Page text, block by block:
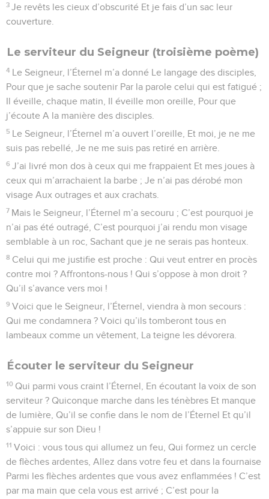
3 Je revêts les cieux d’obscurité Et je fais d’un sac leur
couverture.
Le serviteur du Seigneur (troisième poème)
4 Le Seigneur, l’Éternel m’a donné Le langage des disciples,
Pour que je sache soutenir Par la parole celui qui est fatigué ;
Il éveille, chaque matin, Il éveille mon oreille, Pour que
j’écoute A la manière des disciples.
5 Le Seigneur, l’Éternel m’a ouvert l’oreille, Et moi, je ne me
suis pas rebellé, Je ne me suis pas retiré en arrière.
6 J’ai livré mon dos à ceux qui me frappaient Et mes joues à
ceux qui m’arrachaient la barbe ; Je n’ai pas dérobé mon
visage Aux outrages et aux crachats.
7 Mais le Seigneur, l’Éternel m’a secouru ; C’est pourquoi je
n’ai pas été outragé, C’est pourquoi j’ai rendu mon visage
semblable à un roc, Sachant que je ne serais pas honteux.
8 Celui qui me justifie est proche : Qui veut entrer en procès
contre moi ? Affrontons-nous ! Qui s’oppose à mon droit ?
Qu’il s’avance vers moi !
9 Voici que le Seigneur, l’Éternel, viendra à mon secours :
Qui me condamnera ? Voici qu’ils tomberont tous en
lambeaux comme un vêtement, La teigne les dévorera.
Écouter le serviteur du Seigneur
10 Qui parmi vous craint l’Éternel, En écoutant la voix de son
serviteur ? Quiconque marche dans les ténèbres Et manque
de lumière, Qu’il se confie dans le nom de l’Éternel Et qu’il
s’appuie sur son Dieu !
11 Voici : vous tous qui allumez un feu, Qui formez un cercle
de flèches ardentes, Allez dans votre feu et dans la fournaise
Parmi les flèches ardentes que vous avez enflammées ! C’est
par ma main que cela vous est arrivé ; C’est pour la